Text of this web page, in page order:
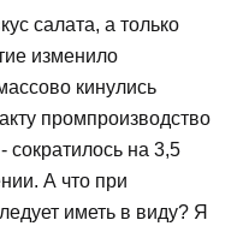
салата, а только
изменило
кинулись
промпроизводство
сократилось на 3,5
А что при
иметь в виду? Я